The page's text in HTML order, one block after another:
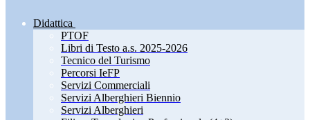
Didattica
PTOF
Libri di Testo a.s. 2025-2026
Tecnico del Turismo
Percorsi IeFP
Servizi Commerciali
Servizi Alberghieri Biennio
Servizi Alberghieri